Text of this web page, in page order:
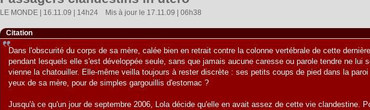
LE MONDE | 16.11.09 | 14h24  Mis à jour le 17.11.09 | 06h38
Citation
Dans l'obscurité du corps de sa mère, calée bien en retrait contre la colonne vertébrale de cette
pendant lesquels elle s'est développée seule, sans que jamais aucune caresse ou parole tendre ne lui
vienne la chatouiller. Elle-même veilla toujours à rester discrète : ses petits coups de pied dans la
yeux de sa mère, pour de simples gargouillis d'estomac ?
Jusqu'à ce qu'un jour de septembre 2006, Lola décide qu'elle en avait assez de cette vie clandestine.